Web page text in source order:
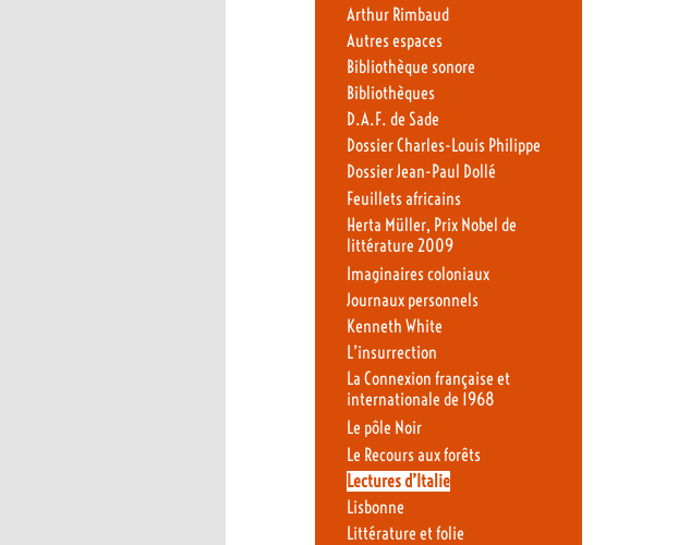
Arthur Rimbaud
Autres espaces
Bibliothèque sonore
Bibliothèques
D.A.F. de Sade
Dossier Charles-Louis Philippe
Dossier Jean-Paul Dollé
Feuillets africains
Herta Müller, Prix Nobel de
littérature 2009
Imaginaires coloniaux
Journaux personnels
Kenneth White
L’insurrection
La Connexion française et
internationale de 1968
Le pôle Noir
Le Recours aux forêts
Lectures d’Italie
Lisbonne
Littérature et folie